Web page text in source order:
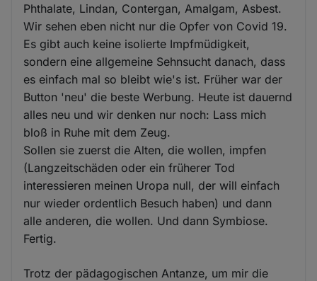
Phthalate, Lindan, Contergan, Amalgam, Asbest.
Wir sehen eben nicht nur die Opfer von Covid 19.
Es gibt auch keine isolierte Impfmüdigkeit,
sondern eine allgemeine Sehnsucht danach, dass
es einfach mal so bleibt wie's ist. Früher war der
Button 'neu' die beste Werbung. Heute ist dauernd
alles neu und wir denken nur noch: Lass mich
bloß in Ruhe mit dem Zeug.
Sollen sie zuerst die Alten, die wollen, impfen
(Langzeitschäden oder ein früherer Tod
interessieren meinen Uropa null, der will einfach
nur wieder ordentlich Besuch haben) und dann
alle anderen, die wollen. Und dann Symbiose.
Fertig.
Trotz der pädagogischen Antanze, um mir die